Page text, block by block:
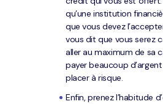
qu’une institution
que vous devez
vous dit que vous serez
aller au maximum de sa
payer beaucoup
placer à risque.
Enfin, prenez l’habitude